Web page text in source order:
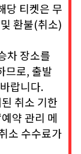
당 티켓은 무
환불(취소)
차 장소를
므로, 출발
랍니다.
취소 기한
약 관리 메
소 수수료가